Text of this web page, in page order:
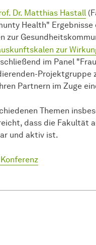
Dr. Matthias Hastall
Health"
zur
zur
im Panel
Partnern im Zuge
Themen
dass die Fakultät
und aktiv ist.